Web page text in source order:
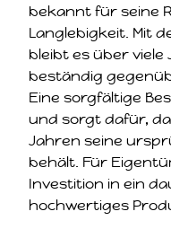
bekannt für seine
Langlebigkeit. Mit
bleibt es über
beständig
Eine sorgfältige
und sorgt dafür,
Jahren seine
behält. Für
Investition in ein
hochwertiges